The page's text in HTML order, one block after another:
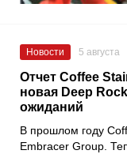
Новости 5 августа
Отчет Coffee
новая Deep
ожиданий
В прошлом году
Embracer Group.